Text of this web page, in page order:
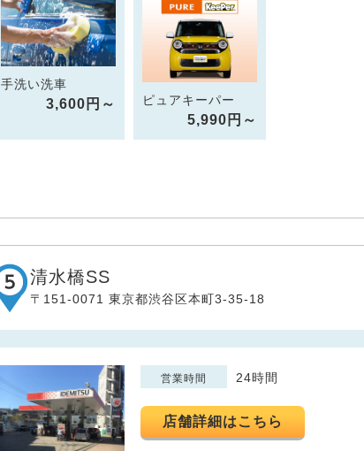
手洗い洗車
3,600円～ ピュアキーパー
5,990円～
清水橋SS
〒151-0071 東京都渋谷区本町3-35-18
営業時間 24時間
店舗詳細はこちら